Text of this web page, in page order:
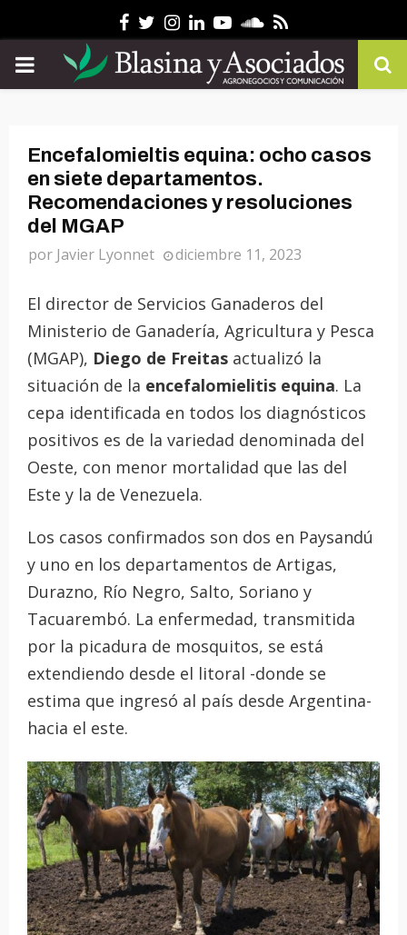
Facebook
Twitter
Instagram
Linkedin
YoutubeSoundcloud
Rss
PRIMARY
Encefalomieltis equina: ocho casos
en siete departamentos.
Recomendaciones y resoluciones
del MGAP
por Javier Lyonnet diciembre 11, 2023
El director de Servicios Ganaderos del
Ministerio de Ganadería, Agricultura y Pesca
(MGAP), Diego de Freitas actualizó la
situación de la encefalomielitis equina. La
cepa identificada en todos los diagnósticos
positivos es de la variedad denominada del
Oeste, con menor mortalidad que las del
Este y la de Venezuela.
Los casos confirmados son dos en Paysandú
y uno en los departamentos de Artigas,
Durazno, Río Negro, Salto, Soriano y
Tacuarembó. La enfermedad, transmitida
por la picadura de mosquitos, se está
extendiendo desde el litoral -donde se
estima que ingresó al país desde Argentina-
hacia el este.